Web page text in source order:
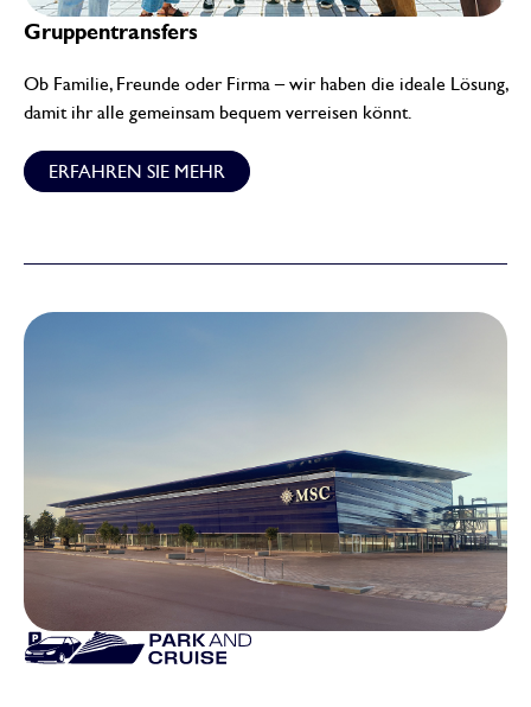
Gruppentransfers
Ob Familie, Freunde oder Firma – wir haben die ideale Lösung,
damit ihr alle gemeinsam bequem verreisen könnt.
ERFAHREN SIE MEHR